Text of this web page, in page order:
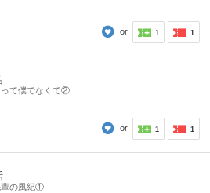
or 1 1
って僕でなくて②
or 1 1
輩の風紀①